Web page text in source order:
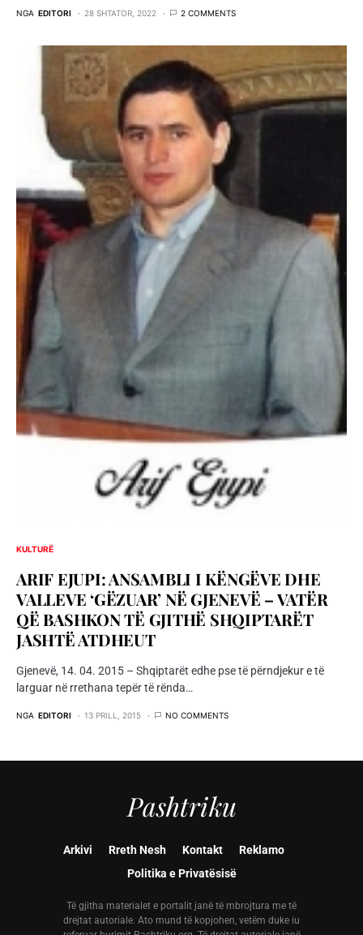
NGA EDITORI 28 SHTATOR, 2022 2 COMMENTS
KULTURË
ARIF EJUPI: ANSAMBLI I KËNGËVE DHE
VALLEVE ‘GËZUAR’ NË GJENEVË – VATËR
QË BASHKON TË GJITHË SHQIPTARËT
JASHTË ATDHEUT
Gjenevë, 14. 04. 2015 – Shqiptarët edhe pse të përndjekur e të
larguar në rrethana tepër të rënda…
NGA EDITORI 13 PRILL, 2015 NO COMMENTS
Pashtriku
Arkivi Rreth Nesh Kontakt
Reklamo
Politika e Privatësisë
Të gjitha materialet e portalit janë të mbrojtura me të
drejtat autoriale. Ato mund të kopjohen, vetëm duke iu